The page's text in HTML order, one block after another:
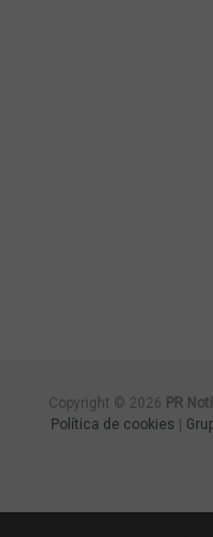
Copyright © 2026 PR
Política de cookies